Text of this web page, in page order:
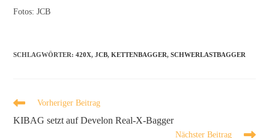
Fotos: JCB
SCHLAGWÖRTER:420X, JCB, KETTENBAGGER, SCHWERLASTBAGGER
Vorheriger Beitrag
KIBAG setzt auf Develon Real-X-Bagger
Nächster Beitrag